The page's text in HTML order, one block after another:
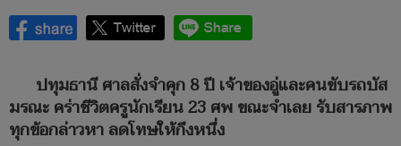
ปทุมธานี ศาลสั่งจำคุก 8 ปี เจ้าของอู่และคนขับรถบัส
มรณะ คร่าชีวิตครูนักเรียน 23 ศพ ขณะจำเลย รับสารภาพ
ทุกข้อกล่าวหา ลดโทษให้กึงหนึ่ง